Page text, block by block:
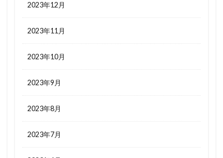
2023年12月
2023年11月
2023年10月
2023年9月
2023年8月
2023年7月